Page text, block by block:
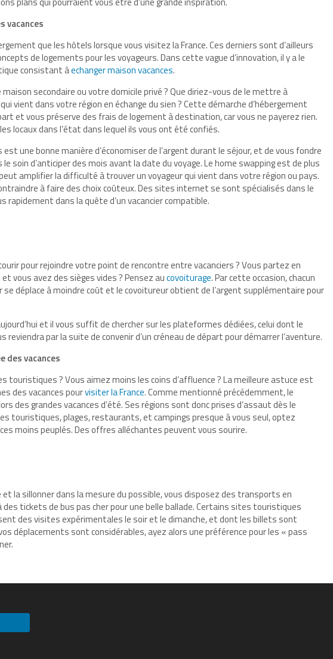
vacances
que les hôtels lorsque vous visitez la France. Ces derniers sont d’ailleurs
de logements pour les voyageurs. Dans cette vague d’innovation, il y a le
consistant àechanger maison vacances.
secondaire ou votre domicile privé ? Que diriez-vous de le mettre à
vient dans votre région en échange du sien ? Cette démarche d’hébergement
et vous préserve des frais de logement à destination, car vous ne payerez rien.
locaux dans l’état dans lequel ils vous ont été confiés.
est une bonne manière d’économiser de l’argent durant le séjour, et de vous fondre
le soin d’anticiper des mois avant la date du voyage. Le home swapping est de plus
amplifier la difficulté à trouver un voyageur qui vient dans votre région ou pays.
à faire des choix coûteux. Des sites internet se sont spécialisés dans le
dans la quête d’un vacancier compatible.
pour rejoindre votre point de rencontre entre vacanciers ? Vous partez en
vous avez des sièges vides ? Pensez aucovoiturage. Par cette occasion, chacun
se déplace à moindre coût et le covoitureur obtient de l’argent supplémentaire pour
et il vous suffit de chercher sur les plateformes dédiées, celui dont le
reviendra par la suite de convenir d’un créneau de départ pour démarrer l’aventure.
des vacances
touristiques ? Vous aimez moins les coins d’affluence ? La meilleure astuce est
des vacances pourvisiter la France. Comme mentionné précédemment, le
des grandes vacances d’été. Ses régions sont donc prises d’assaut dès le
touristiques, plages, restaurants, et campings presque à vous seul, optez
moins peuplés. Des offres alléchantes peuvent vous sourire.
et la sillonner dans la mesure du possible, vous disposez des transports en
des tickets de bus pas cher pour une belle ballade. Certains sites touristiques
des visites expérimentales le soir et le dimanche, et dont les billets sont
déplacements sont considérables, ayez alors une préférence pour les « pass